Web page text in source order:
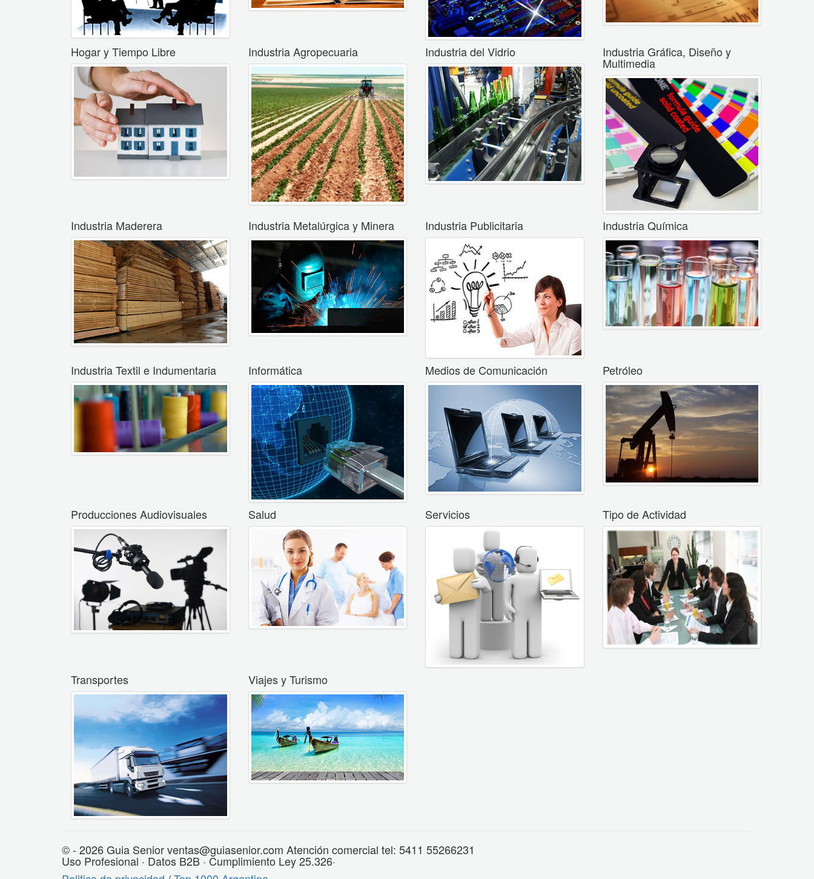
Hogar y Tiempo Libre Industria Agropecuaria Industria del Vidrio Industria Gráfica, Diseño y
Multimedia
Industria Maderera Industria Metalúrgica y Minera Industria Publicitaria Industria Química
Industria Textil e Indumentaria Informática Medios de Comunicación Petróleo
Producciones Audiovisuales Salud Servicios Tipo de Actividad
Transportes Viajes y Turismo
© - 2026 Guia Senior ventas@guiasenior.com Atención comercial tel: 5411 55266231
Uso Profesional · Datos B2B · Cumplimiento Ley 25.326·